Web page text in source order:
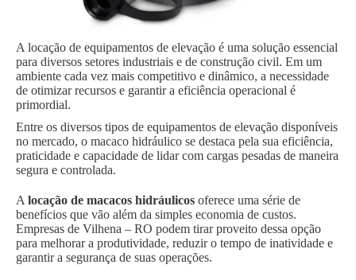
A locação de equipamentos de elevação é uma solução essencial
para diversos setores industriais e de construção civil. Em um
ambiente cada vez mais competitivo e dinâmico, a necessidade
de otimizar recursos e garantir a eficiência operacional é
primordial.
Entre os diversos tipos de equipamentos de elevação disponíveis
no mercado, o macaco hidráulico se destaca pela sua eficiência,
praticidade e capacidade de lidar com cargas pesadas de maneira
segura e controlada.
A locação de macacos hidráulicos oferece uma série de
benefícios que vão além da simples economia de custos.
Empresas de Vilhena – RO podem tirar proveito dessa opção
para melhorar a produtividade, reduzir o tempo de inatividade e
garantir a segurança de suas operações.